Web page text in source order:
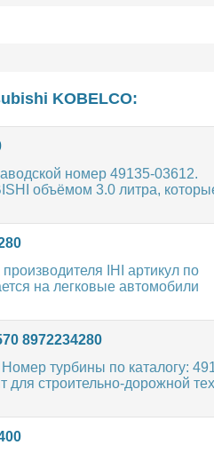
KOBELCO:
номер 49135-03612.
объёмом 3.0 литра,
IHI артикул по
на легковые автомобили
8972234280
турбины по каталогу:
строительно-дорожной